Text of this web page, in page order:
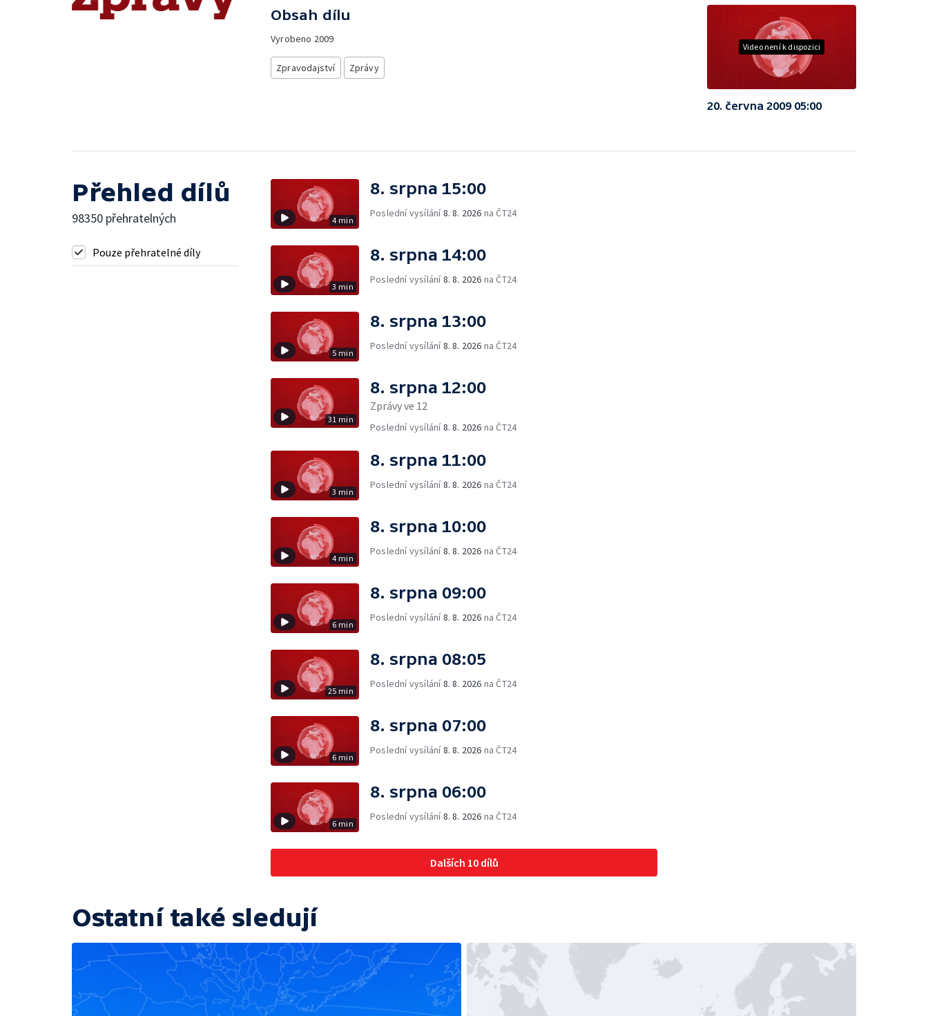
Obsah dílu
Vyrobeno 2009
Zpravodajství Zprávy
Video není k dispozici
20. června 2009 05:00
Přehled dílů
98350 přehratelných
Pouze přehratelné díly
4 min
8. srpna 15:00
Poslední vysílání8. 8. 2026 na ČT24
3 min
8. srpna 14:00
Poslední vysílání8. 8. 2026 na ČT24
5 min
8. srpna 13:00
Poslední vysílání8. 8. 2026 na ČT24
31 min
8. srpna 12:00
Zprávy ve 12
Poslední vysílání8. 8. 2026 na ČT24
3 min
8. srpna 11:00
Poslední vysílání8. 8. 2026 na ČT24
4 min
8. srpna 10:00
Poslední vysílání8. 8. 2026 na ČT24
6 min
8. srpna 09:00
Poslední vysílání8. 8. 2026 na ČT24
25 min
8. srpna 08:05
Poslední vysílání8. 8. 2026 na ČT24
6 min
8. srpna 07:00
Poslední vysílání8. 8. 2026 na ČT24
6 min
8. srpna 06:00
Poslední vysílání8. 8. 2026 na ČT24
Dalších 10 dílů
Ostatní také sledují